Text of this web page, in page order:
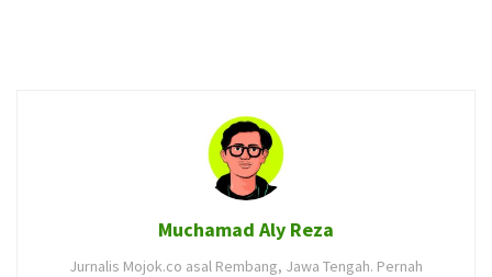
Muchamad Aly Reza
Jurnalis Mojok.co asal Rembang, Jawa Tengah. Pernah